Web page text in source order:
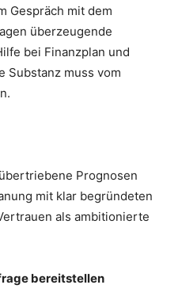
Gespräch mit dem
überzeugende
bei Finanzplan und
Substanz muss vom
Prognosen
mit klar begründeten
als ambitionierte
bereitstellen